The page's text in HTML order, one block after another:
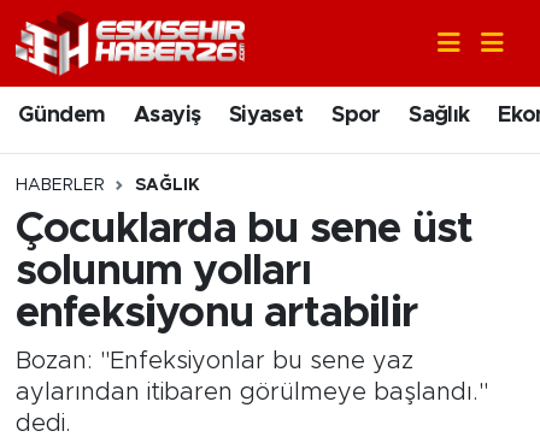
Gündem Asayiş Siyaset Spor Sağlık
HABERLER SAĞLIK
Çocuklarda bu sene üst
solunum yolları
enfeksiyonu artabilir
Bozan: "Enfeksiyonlar bu sene yaz
aylarından itibaren görülmeye başlandı."
dedi.
Gündem
Asayiş
Siyaset
Spor
Ekonomi
Nöbetçi Eczaneler
Hava Durumu
Trafik Durumu
Süper Lig Puan Durumu ve Fikstür
Tüm Manşetler
Son Dakika Haberleri